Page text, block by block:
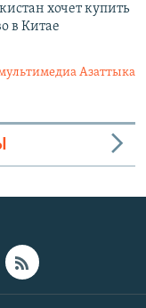
хочет купить
в Китае
Азаттыка